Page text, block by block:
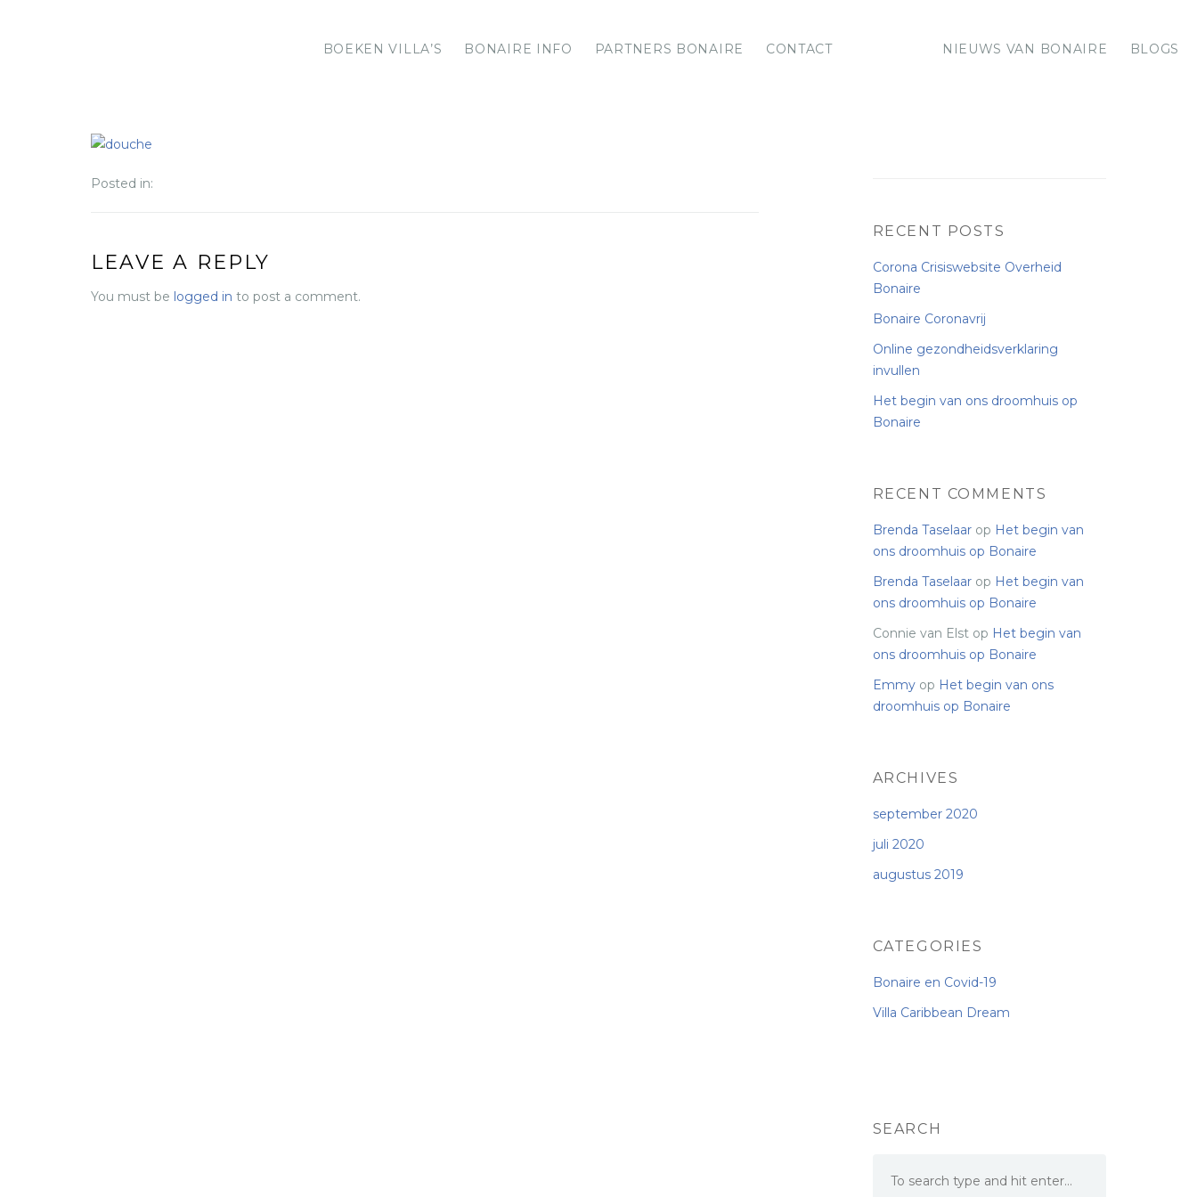
BOEKEN VILLA’S BONAIRE INFO PARTNERS BONAIRE CONTACT NIEUWS VAN BONAIRE BLOGS
Posted in:
LEAVE A REPLY
You must be logged in to post a comment.
RECENT POSTS
Corona Crisiswebsite Overheid
Bonaire
Bonaire Coronavrij
Online gezondheidsverklaring
invullen
Het begin van ons droomhuis op
Bonaire
RECENT COMMENTS
Brenda Taselaarop Het begin van
ons droomhuis op Bonaire
Brenda Taselaarop Het begin van
ons droomhuis op Bonaire
Connie van Elstop Het begin van
ons droomhuis op Bonaire
Emmyop Het begin van ons
droomhuis op Bonaire
ARCHIVES
september 2020
juli 2020
augustus 2019
CATEGORIES
Bonaire en Covid-19
Villa Caribbean Dream
SEARCH